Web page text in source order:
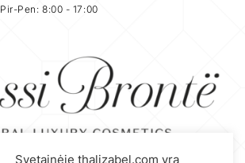
Pir-Pen: 8:00 - 17:00
Svetainėje thalizabel.com yra